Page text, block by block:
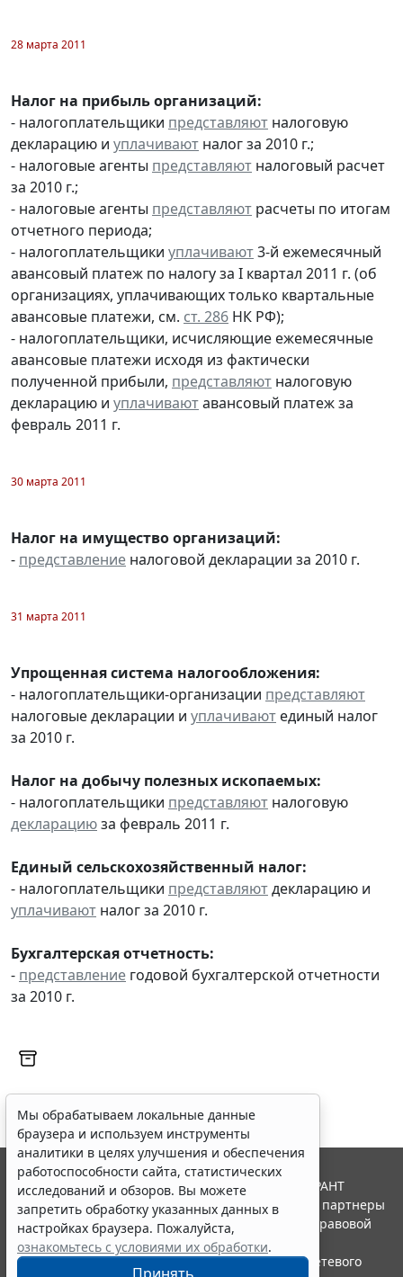
28 марта 2011
Налог на прибыль организаций:
- налогоплательщики представляют налоговую
декларацию и уплачивают налог за 2010 г.;
- налоговые агенты представляют налоговый расчет
за 2010 г.;
- налоговые агенты представляют расчеты по итогам
отчетного периода;
- налогоплательщики уплачивают3-й ежемесячный
авансовый платеж по налогу за I квартал 2011 г. (об
организациях, уплачивающих только квартальные
авансовые платежи, см. ст. 286 НК РФ);
- налогоплательщики, исчисляющие ежемесячные
авансовые платежи исходя из фактически
полученной прибыли, представляют налоговую
декларацию и уплачиваютавансовый платеж за
февраль 2011 г.
30 марта 2011
Налог на имущество организаций:
- представление налоговой декларации за 2010 г.
31 марта 2011
Упрощенная система налогообложения:
- налогоплательщики-организации представляют
налоговые декларации и уплачивают единый налог
за 2010 г.
Налог на добычу полезных ископаемых:
- налогоплательщики представляют налоговую
декларациюза февраль 2011 г.
Единый сельскохозяйственный налог:
- налогоплательщики представляютдекларацию и
уплачивают налог за 2010 г.
Бухгалтерская отчетность:
- представление годовой бухгалтерской отчетности
за 2010 г.
Мы обрабатываем локальные данные
браузера и используем инструменты
аналитики в целях улучшения и обеспечения
работоспособности сайта, статистических
исследований и обзоров. Вы можете
запретить обработку указанных данных в
настройках браузера. Пожалуйста,
ознакомьтесь с условиями их обработки.
© ООО "НПП "ГАРАНТ-СЕРВИС", 2026. Система ГАРАНТ
выпускается с 1990 года. Компания "Гарант" и ее партнеры
являются участниками Российской ассоциации правовой
информации ГАРАНТ.
Портал ГАРАНТ.РУ зарегистрирован в качестве сетевого